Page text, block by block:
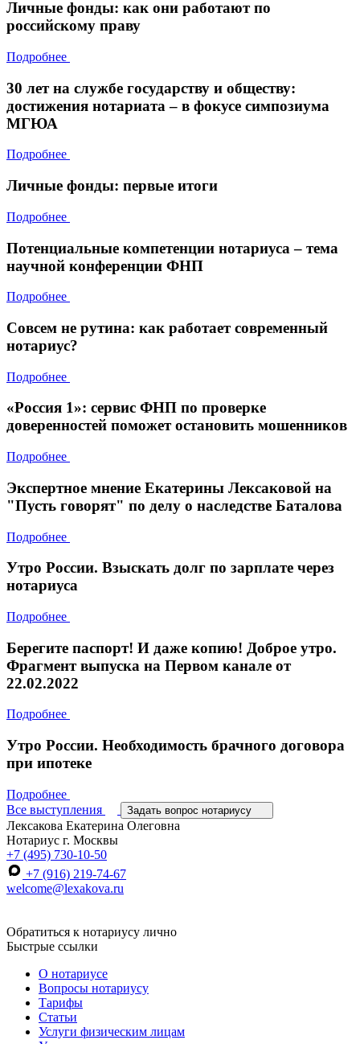
Личные фонды: как они работают по
российскому праву
Подробнее
30 лет на службе государству и обществу:
достижения нотариата – в фокусе симпозиума
МГЮА
Подробнее
Личные фонды: первые итоги
Подробнее
Потенциальные компетенции нотариуса – тема
научной конференции ФНП
Подробнее
Совсем не рутина: как работает современный
нотариус?
Подробнее
«Россия 1»: сервис ФНП по проверке
доверенностей поможет остановить мошенников
Подробнее
Экспертное мнение Екатерины Лексаковой на
"Пусть говорят" по делу о наследстве Баталова
Подробнее
Утро России. Взыскать долг по зарплате через
нотариуса
Подробнее
Берегите паспорт! И даже копию! Доброе утро.
Фрагмент выпуска на Первом канале от
22.02.2022
Подробнее
Утро России. Необходимость брачного договора
при ипотеке
Подробнее
Все выступления
Задать вопрос нотариусу
Лексакова Екатерина Олеговна
Нотариус г. Москвы
+7 (495) 730-10-50
+7 (916) 219-74-67
welcome@lexakova.ru
Обратиться к нотариусу лично
Быстрые ссылки
О нотариусе
Вопросы нотариусу
Тарифы
Статьи
Услуги физическим лицам